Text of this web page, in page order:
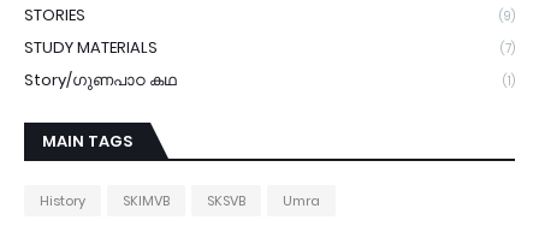
STORIES (9)
STUDY MATERIALS (7)
Story/ഗുണപാഠ കഥ (1)
MAIN TAGS
History SKIMVB SKSVB Umra